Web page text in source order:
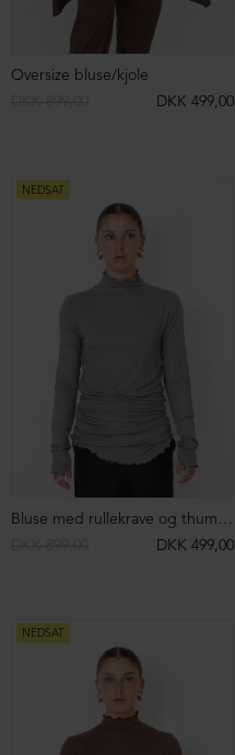
Oversize bluse/kjole
DKK 499,00
NEDSAT
Bluse med rullekrave og thumb-opening
DKK 499,00
NEDSAT